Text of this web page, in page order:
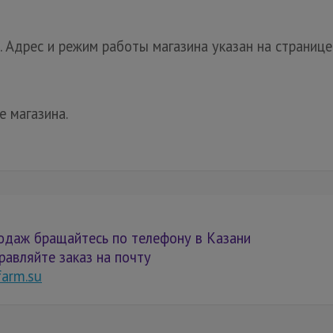
и режим работы магазина указан на странице
магазина.
бращайтесь по телефону в Казани
заказ на почту